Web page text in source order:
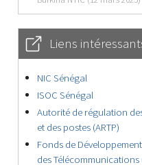
Liens
NIC Sénégal
ISOC Sénégal
Autorité de régulation
et des postes (ARTP)
Fonds de
des Télécommunications